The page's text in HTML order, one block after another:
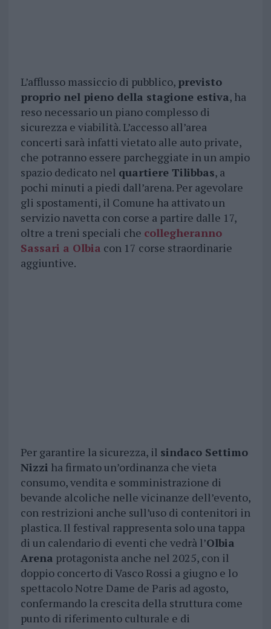
L’afflusso massiccio di pubblico, previsto
proprio nel pieno della stagione estiva, ha
reso necessario un piano complesso di
sicurezza e viabilità. L’accesso all’area
concerti sarà infatti vietato alle auto private,
che potranno essere parcheggiate in un ampio
spazio dedicato nel quartiere Tilibbas, a
pochi minuti a piedi dall’arena. Per agevolare
gli spostamenti, il Comune ha attivato un
servizio navetta con corse a partire dalle 17,
oltre a treni speciali che collegheranno
Sassari a Olbia con 17 corse straordinarie
aggiuntive.
Per garantire la sicurezza, il sindaco Settimo
Nizzi ha firmato un’ordinanza che vieta
consumo, vendita e somministrazione di
bevande alcoliche nelle vicinanze dell’evento,
con restrizioni anche sull’uso di contenitori in
plastica. Il festival rappresenta solo una tappa
di un calendario di eventi che vedrà l’Olbia
Arena protagonista anche nel 2025, con il
doppio concerto di Vasco Rossi a giugno e lo
spettacolo Notre Dame de Paris ad agosto,
confermando la crescita della struttura come
punto di riferimento culturale e di